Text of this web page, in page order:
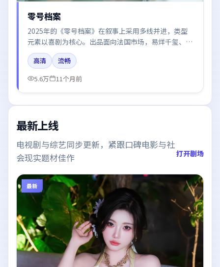
零号档案
2025年的《零号档案》在叙事上采用多线并进，类型
元素以喜剧为核心。出品面向法国市场，易烊千玺、肖
战、赵丽颖、倪妮所饰角色推动关键反转，结尾留白引
发讨论。
高清
流畅
5.6万
11个月前
最新上线
电视剧与综艺同步更新，紧跟口碑电影与社
会现实题材佳作
打开剧场
最新